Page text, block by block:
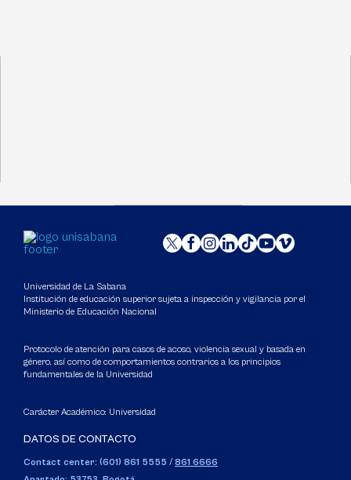
Universidad de La Sabana
Institución de educación superior sujeta a inspección y vigilancia por el
Ministerio de Educación Nacional
Protocolo de atención para casos de acoso, violencia sexual y basada en
género, así como de comportamientos contrarios a los principios
fundamentales de la Universidad
Carácter Académico: Universidad
DATOS DE CONTACTO
Contact center: (601) 861 5555 / 861 6666